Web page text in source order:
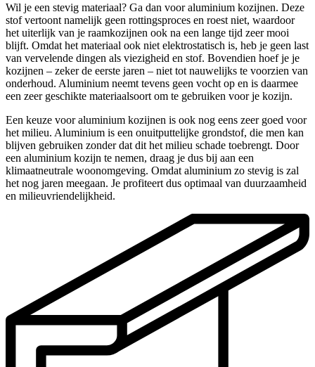
Wil je een stevig materiaal? Ga dan voor aluminium kozijnen. Deze
stof vertoont namelijk geen rottingsproces en roest niet, waardoor
het uiterlijk van je raamkozijnen ook na een lange tijd zeer mooi
blijft. Omdat het materiaal ook niet elektrostatisch is, heb je geen last
van vervelende dingen als viezigheid en stof. Bovendien hoef je je
kozijnen – zeker de eerste jaren – niet tot nauwelijks te voorzien van
onderhoud. Aluminium neemt tevens geen vocht op en is daarmee
een zeer geschikte materiaalsoort om te gebruiken voor je kozijn.
Een keuze voor aluminium kozijnen is ook nog eens zeer goed voor
het milieu. Aluminium is een onuitputtelijke grondstof, die men kan
blijven gebruiken zonder dat dit het milieu schade toebrengt. Door
een aluminium kozijn te nemen, draag je dus bij aan een
klimaatneutrale woonomgeving. Omdat aluminium zo stevig is zal
het nog jaren meegaan. Je profiteert dus optimaal van duurzaamheid
en milieuvriendelijkheid.